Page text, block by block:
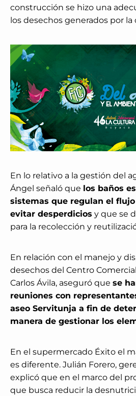
construcción se hizo una
los desechos generados por la
En lo relativo a la gestión del
Ángel señaló que los baños
sistemas que regulan el
evitar desperdicios y que se
para la recolección y
En relación con el manejo y
desechos del Centro
Carlos Ávila, aseguró que se
reuniones con
aseo Servitunja a fin de
manera de gestionar los
En el supermercado Éxito el
es diferente. Julián Forero,
explicó que en el marco del
que busca reducir la